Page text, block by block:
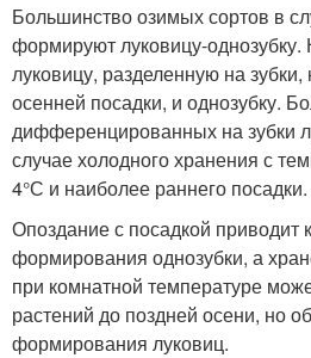
Большинство озимых сортов в
формируют луковицу-
луковицу, разделенную на
осенней посадки, и однозубку.
дифференцированных на зубки
случае холодного хранения с
4°С и наиболее раннего посадки.
Опоздание с посадкой приводит
формирования однозубки, а
при комнатной температуре
растений до поздней осени, но
формирования луковиц.